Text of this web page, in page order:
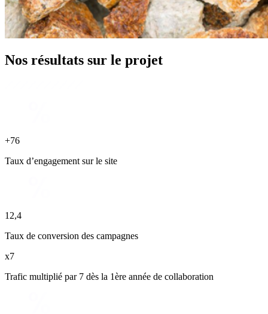
Nos résultats sur le projet
+76
Taux d’engagement sur le site
12,4
Taux de conversion des campagnes
x7
Trafic multiplié par 7 dès la 1ère année de collaboration